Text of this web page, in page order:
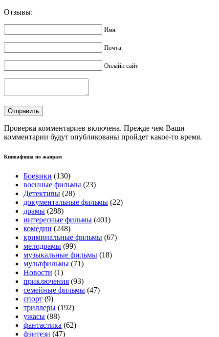
Отзывы:
Имя
Почта
Онлайн сайт
Проверка комментариев включена. Прежде чем Ваши
комментарии будут опубликованы пройдет какое-то время.
Киноафиша по жанрам
Боевики (130)
военные фильмы (23)
Детективы (28)
документальные фильмы (22)
драмы (288)
интересные фильмы (401)
комедии (248)
криминальные фильмы (67)
мелодрамы (99)
музыкальные фильмы (18)
мультфильмы (71)
Новости (1)
приключения (93)
семейные фильмы (47)
спорт (9)
триллеры (192)
ужасы (88)
фантастика (62)
фэнтези (47)